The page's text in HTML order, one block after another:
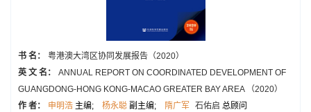
书 名：
粤港澳大湾区协同发展报告（2020）
英 文 名：
ANNUAL REPORT ON COORDINATED DEVELOPMENT OF
GUANGDONG-HONG KONG-MACAO GREATER BAY AREA （2020）
作 者：
申明浩 主编; 杨永聪 副主编; 隋广军 石佑启 总顾问